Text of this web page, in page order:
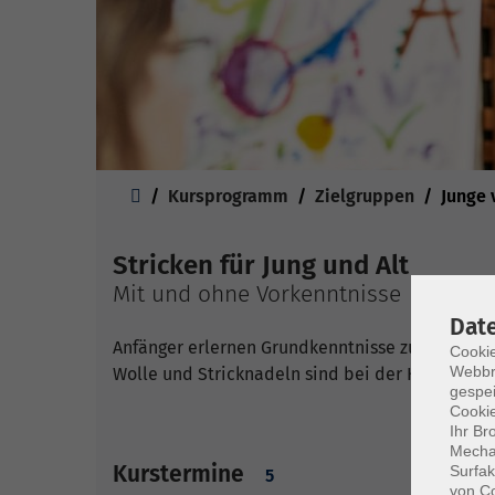
Kursprogramm Zielgruppen Junge
Stricken für Jung und Alt
Mit und ohne Vorkenntnisse
Anfänger erlernen Grundkenntnisse zum
Wolle und Stricknadeln sind bei der
Kurstermine 5
Ihr
von